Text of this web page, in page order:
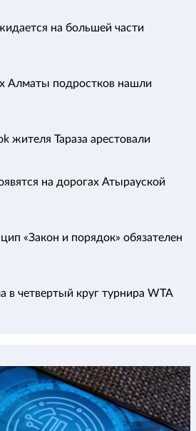
на большей части
Алматы подростков нашли
жителя Тараза арестовали
на дорогах Атырауской
«Закон и порядок» обязателен
в четвертый круг турнира WTA